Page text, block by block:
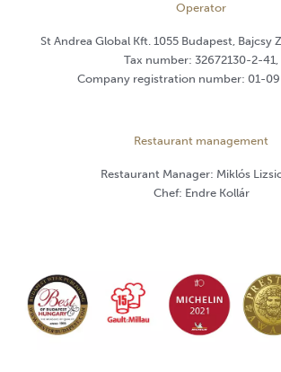
Operator
St Andrea Global Kft. 1055 Budapest, Bajcsy
Tax number: 32672130-2-41,
Company registration number: 01-
Restaurant management
Restaurant Manager: Miklós
Chef: Endre Kollár